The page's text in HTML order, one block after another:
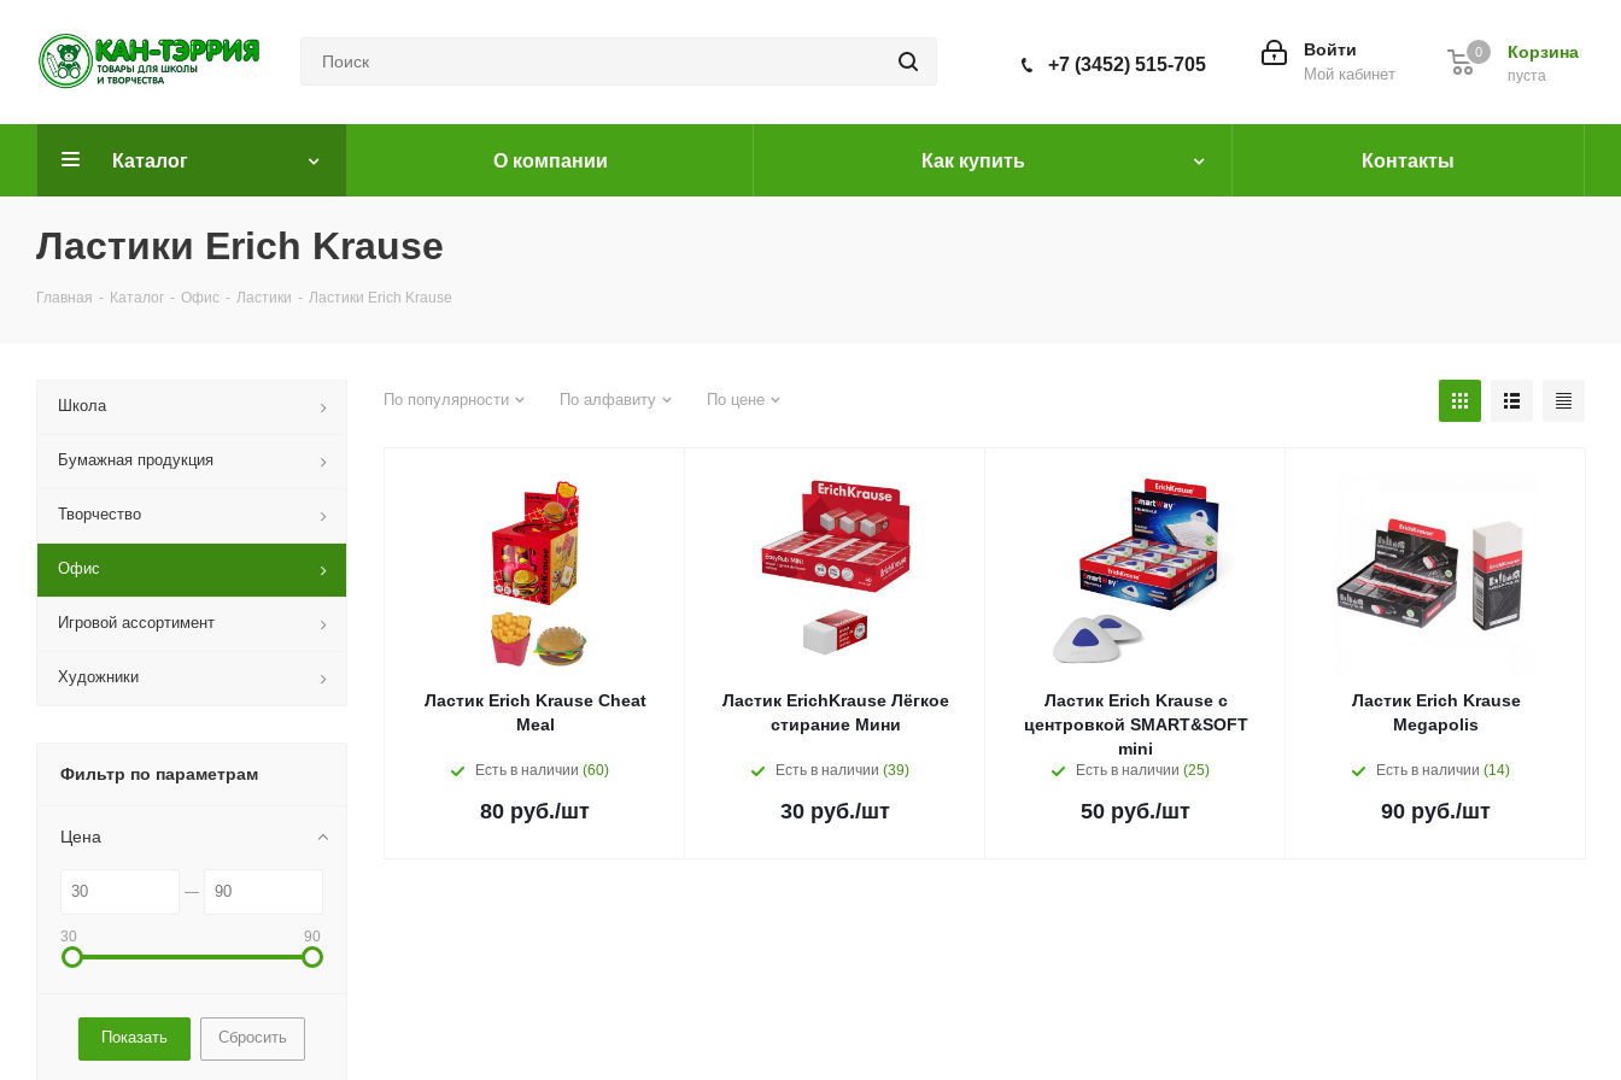
Корзина
пуста
0
Войти
Мой кабинет
+7 (3452) 515-705
Каталог О компании Как купить Контакты
Ластики Erich Krause
Главная - Каталог - Офис - Ластики - Ластики Erich Krause
По популярности По алфавиту По цене
Ластик Erich Krause Cheat
Meal
Есть в наличии (60)
80 руб./шт
Ластик ErichKrause Лёгкое
стирание Мини
Есть в наличии (39)
30 руб./шт
Ластик Erich Krausе с
центровкой SMART&SOFT
mini
Есть в наличии (25)
50 руб./шт
Ластик Erich Krause
Megapolis
Есть в наличии (14)
90 руб./шт
Школа
Бумажная продукция
Творчество
Офис
Игровой ассортимент
Художники
Фильтр по параметрам
Цена
30 90
Сбросить